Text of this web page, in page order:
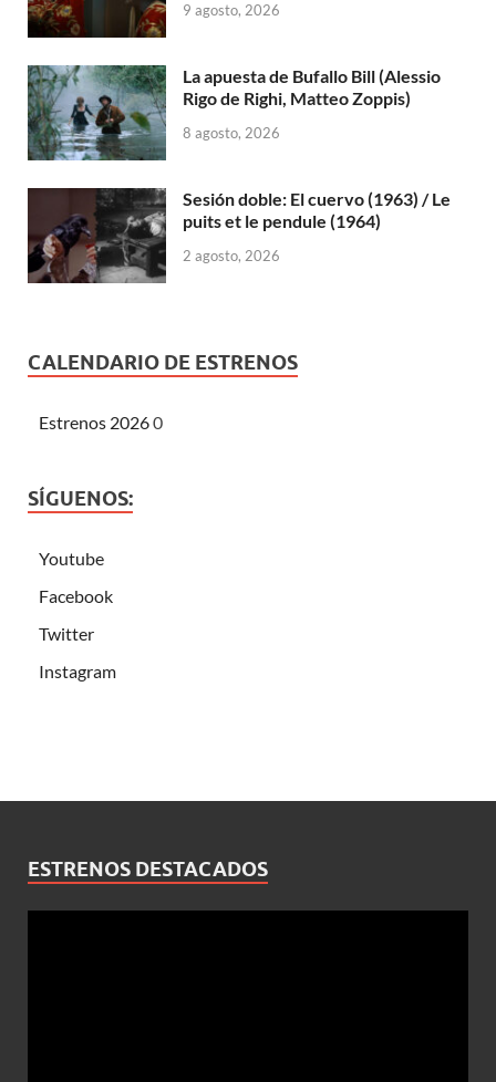
9 agosto, 2026
La apuesta de Bufallo Bill (Alessio
Rigo de Righi, Matteo Zoppis)
8 agosto, 2026
Sesión doble: El cuervo (1963) / Le
puits et le pendule (1964)
2 agosto, 2026
CALENDARIO DE ESTRENOS
Estrenos 20260
SÍGUENOS:
Youtube
Facebook
Twitter
Instagram
ESTRENOS DESTACADOS